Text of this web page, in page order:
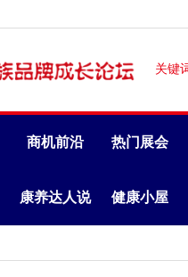
关键
商机前沿 热门展会
康养达人说 健康小屋